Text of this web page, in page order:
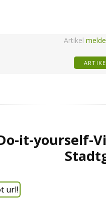
Artikel
it-yourself-
url!